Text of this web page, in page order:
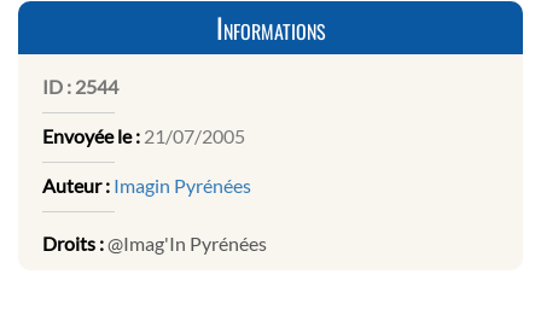
Informations
ID : 2544
Envoyée le : 21/07/2005
Auteur : Imagin Pyrénées
Droits :@Imag'In Pyrénées